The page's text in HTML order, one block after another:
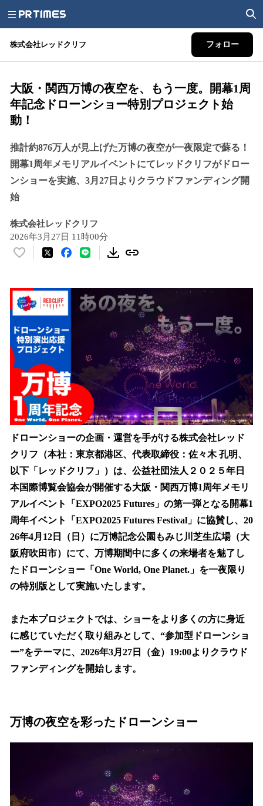
株式会社レッドクリフ フォロー
大阪・関西万博の夜空を、もう一度。開幕1周
年記念ドローンショー特別プロジェクト始
動！
推計約876万人が見上げた万博の夜空が一夜限定で蘇る！
開幕1周年メモリアルイベントにてレッドクリフがドロー
ンショーを実施、3月27日よりクラウドファンディング開
始
株式会社レッドクリフ
2026年3月27日 11時00分
い
！
数
読
み
み
中
で
す
ドローンショーの企画・運営を手がける株式会社レッド
クリフ（本社：東京都港区、代表取締役：佐々木 孔明、
以下「レッドクリフ」）は、公益社団法人２０２５年日
本国際博覧会協会が開催する大阪・関西万博1周年メモリ
アルイベント「EXPO2025 Futures」の第一弾となる開幕1
周年イベント「EXPO2025 Futures Festival」に協賛し、20
26年4月12日（日）に万博記念公園もみじ川芝生広場（大
阪府吹田市）にて、万博期間中に多くの来場者を魅了し
たドローンショー「One World, One Planet.」を一夜限り
の特別版として実施いたします。
また本プロジェクトでは、ショーをより多くの方に身近
に感じていただく取り組みとして、“参加型ドローンショ
ー”をテーマに、2026年3月27日（金）19:00よりクラウド
ファンディングを開始します。
万博の夜空を彩ったドローンショー